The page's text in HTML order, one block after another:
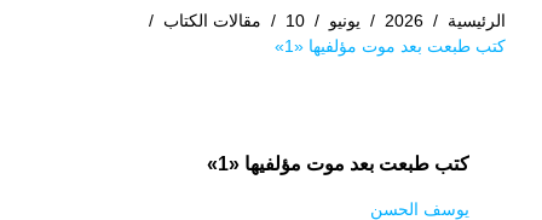
الرئيسية /
2026
/ يونيو /
10
/ مقالات الكتاب /
كتب طبعت بعد موت مؤلفيها «1»
كتب طبعت بعد موت مؤلفيها «1»
يوسف الحسن